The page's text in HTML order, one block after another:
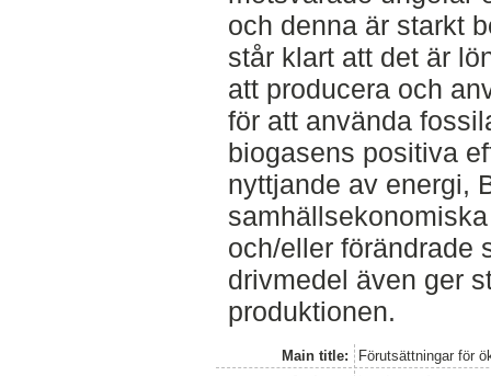
och denna är starkt
står klart att det är
att producera och
för att använda
biogasens positiva
nyttjande av energi,
och/eller förändrade
drivmedel även ger
produktionen.
Main title:
Förutsättningar för